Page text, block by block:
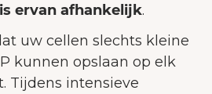
ervan afhankelijk.
uw cellen slechts kleine
kunnen opslaan op elk
Tijdens intensieve